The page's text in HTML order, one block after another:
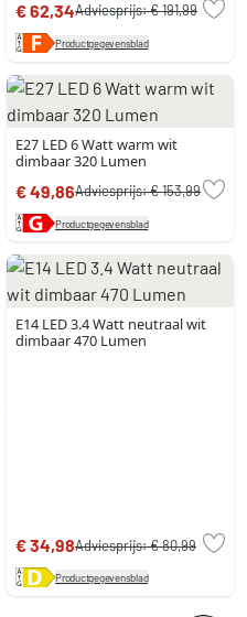
€ 62,34Adviesprijs:€ 191,99
Productgegevensblad
E27 LED 6 Watt warm wit
dimbaar 320 Lumen
€ 49,86Adviesprijs:€ 153,99
Productgegevensblad
E14 LED 3.4 Watt neutraal wit
dimbaar 470 Lumen
€ 34,98Adviesprijs:€ 80,99
Productgegevensblad